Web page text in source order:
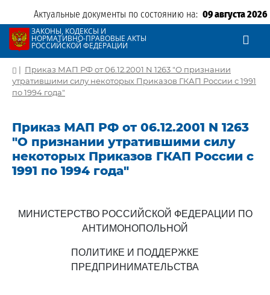
Актуальные документы по состоянию на: 09 августа 2026
ЗАКОНЫ, КОДЕКСЫ И
НОРМАТИВНО-ПРАВОВЫЕ АКТЫ
РОССИЙСКОЙ ФЕДЕРАЦИИ
| Приказ МАП РФ от 06.12.2001 N 1263 "О признании
утратившими силу некоторых Приказов ГКАП России с 1991
по 1994 года"
Приказ МАП РФ от 06.12.2001 N 1263
"О признании утратившими силу
некоторых Приказов ГКАП России с
1991 по 1994 года"
МИНИСТЕРСТВО РОССИЙСКОЙ ФЕДЕРАЦИИ ПО
АНТИМОНОПОЛЬНОЙ
ПОЛИТИКЕ И ПОДДЕРЖКЕ
ПРЕДПРИНИМАТЕЛЬСТВА